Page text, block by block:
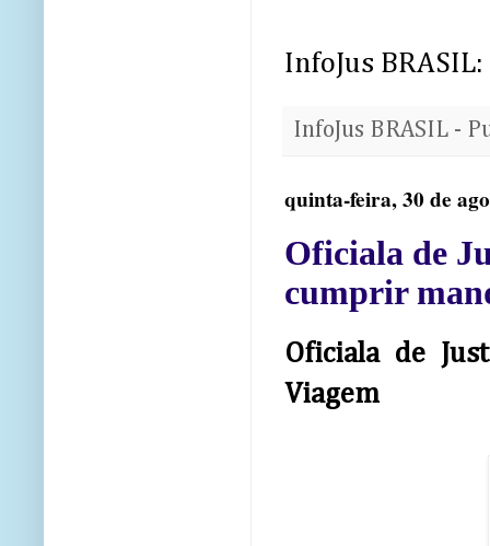
InfoJus
InfoJus BRASIL -
quinta-feira, 30 de
Oficiala de
cumprir
Oficiala de
Viagem